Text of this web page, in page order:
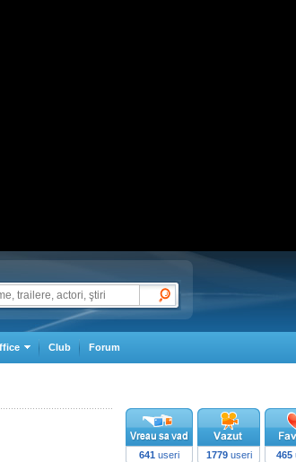
Club Forum
641 useri 1779useri 465